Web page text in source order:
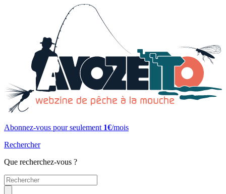
Abonnez-vous pour seulement 1€/mois
Rechercher
Que recherchez-vous ?